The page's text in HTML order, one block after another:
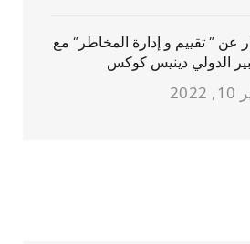
عن ” تقييم و إدارة المخاطر” مع
الدولي دينيس كوكس